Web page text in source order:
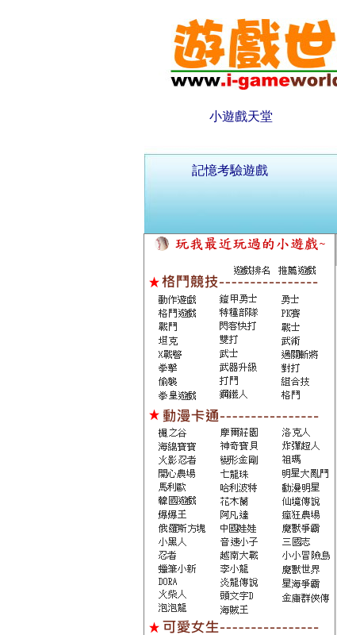
小遊戲天堂
記憶考驗遊戲